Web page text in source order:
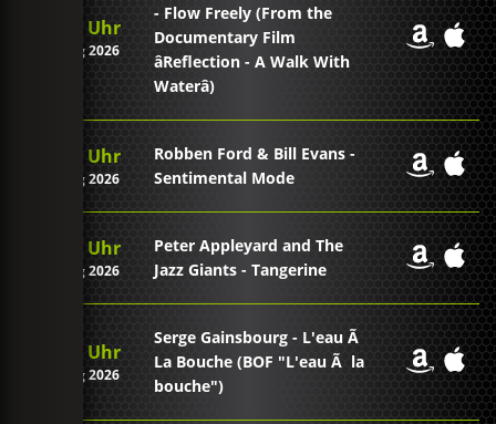
09:22 Uhr
09. Aug 2026
- Flow Freely (From the
Documentary Film
âReflection - A Walk With
Waterâ)
09:16 Uhr
09. Aug 2026
Robben Ford & Bill Evans -
Sentimental Mode
09:10 Uhr
09. Aug 2026
Peter Appleyard and The
Jazz Giants - Tangerine
09:08 Uhr
09. Aug 2026
Serge Gainsbourg - L'eau Ã
La Bouche (BOF "L'eau Ã la
bouche")